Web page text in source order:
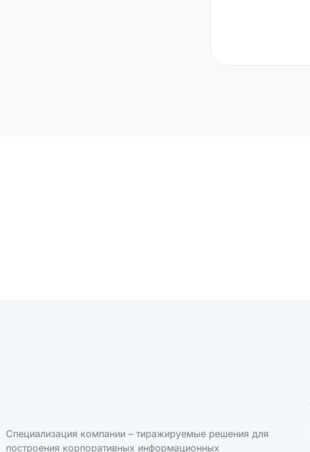
Специализация компании – тиражируемые решения для
построения корпоративных информационных